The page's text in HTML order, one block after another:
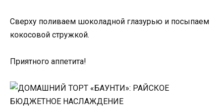
Сверху поливаем шоколадной глазурью и посыпаем
кокосовой стружкой.
Приятного аппетита!